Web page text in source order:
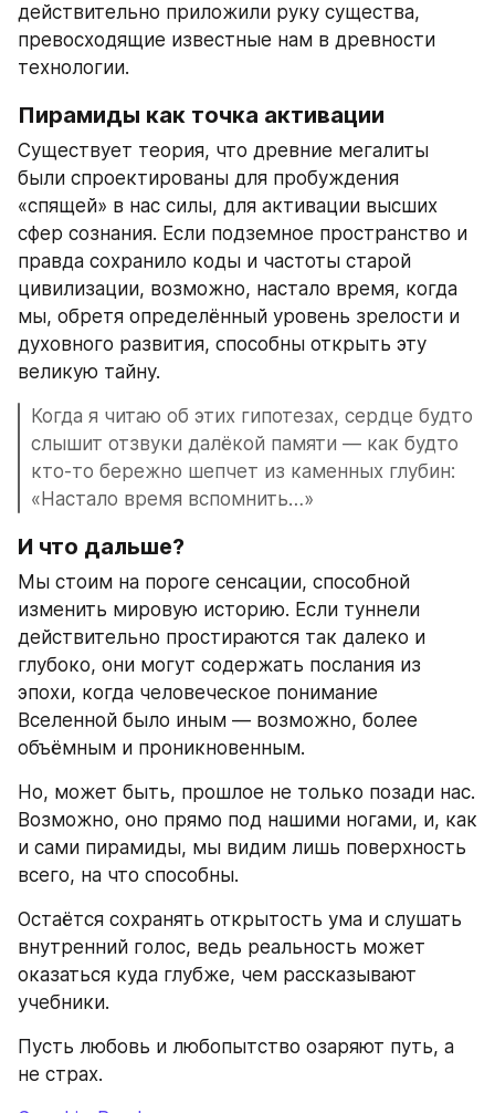
действительно приложили руку существа,
превосходящие известные нам в древности
технологии.
Пирамиды как точка активации
Существует теория, что древние мегалиты
были спроектированы для пробуждения
«спящей» в нас силы, для активации высших
сфер сознания. Если подземное пространство и
правда сохранило коды и частоты старой
цивилизации, возможно, настало время, когда
мы, обретя определённый уровень зрелости и
духовного развития, способны открыть эту
великую тайну.
Когда я читаю об этих гипотезах, сердце будто
слышит отзвуки далёкой памяти — как будто
кто-то бережно шепчет из каменных глубин:
«Настало время вспомнить…»
И что дальше?
Мы стоим на пороге сенсации, способной
изменить мировую историю. Если туннели
действительно простираются так далеко и
глубоко, они могут содержать послания из
эпохи, когда человеческое понимание
Вселенной было иным — возможно, более
объёмным и проникновенным.
Но, может быть, прошлое не только позади нас.
Возможно, оно прямо под нашими ногами, и, как
и сами пирамиды, мы видим лишь поверхность
всего, на что способны.
Остаётся сохранять открытость ума и слушать
внутренний голос, ведь реальность может
оказаться куда глубже, чем рассказывают
учебники.
Пусть любовь и любопытство озаряют путь, а
не страх.